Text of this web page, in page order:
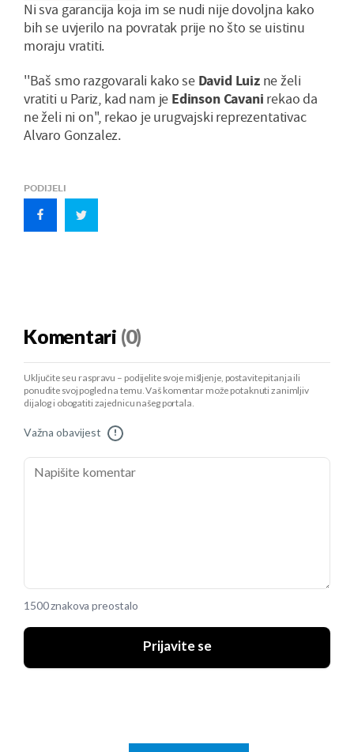
Ni sva garancija koja im se nudi nije dovoljna kako
bih se uvjerilo na povratak prije no što se uistinu
moraju vratiti.
''Baš smo razgovarali kako se David Luizne želi
vratiti u Pariz, kad nam je Edinson Cavani rekao da
ne želi ni on'', rekao je urugvajski reprezentativac
Alvaro Gonzalez.
PODIJELI
Komentari (0)
Uključite se u raspravu – podijelite svoje mišljenje, postavite pitanja ili
ponudite svoj pogled na temu. Vaš komentar može potaknuti zanimljiv
dijalog i obogatiti zajednicu našeg portala.
Važna obavijest !
1500 znakova preostalo
Prijavite se